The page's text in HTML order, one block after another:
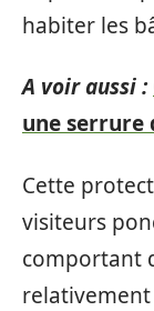
habiter les
A voir aussi :
une serrure
Cette
visiteurs
comportant